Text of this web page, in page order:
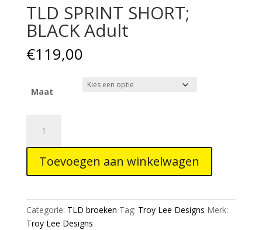
TLD SPRINT SHORT;
BLACK Adult
€119,00
Maat
SPRINT
SHORT;
BLACK
Adult
Toevoegen aan winkelwagen
Categorie: TLD broeken Tag: Troy Lee Designs Merk:
Troy Lee Designs